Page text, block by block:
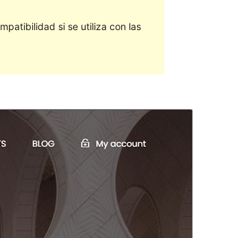
si se utiliza con las
1.0.18
22 de marzo de 2021
tema